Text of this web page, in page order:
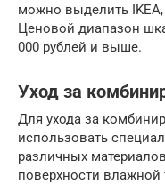
можно выделить
Ценовой диапазон
000 рублей и выше.
Уход за
Для ухода за
использовать
различных
поверхности